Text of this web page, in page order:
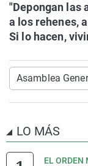
"Depongan las
a los rehenes,
Si lo hacen,
Asamblea
LO MÁS
EL ORDEN